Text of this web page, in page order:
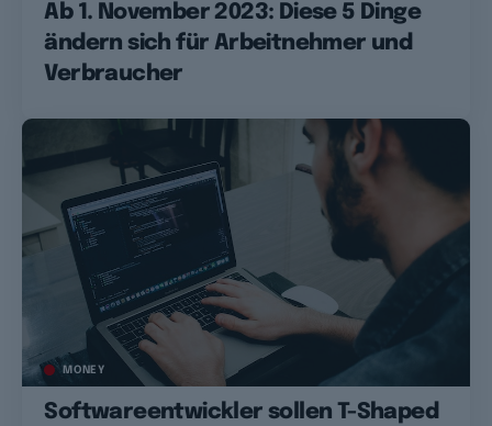
Ab 1. November 2023: Diese 5 Dinge
ändern sich für Arbeitnehmer und
Verbraucher
MONEY
Softwareentwickler sollen T-Shaped